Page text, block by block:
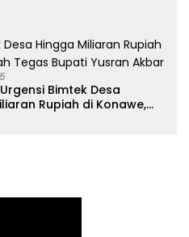
Bimtek Desa
Rupiah di Konawe,